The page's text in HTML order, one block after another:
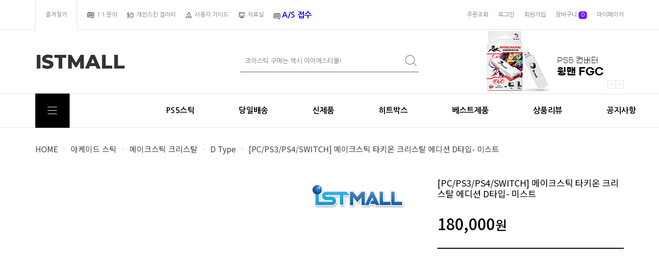
즐겨찾기 1:1 문의 개인스킨 갤러리 사용자 가이드 자료실 A/S 접수 주문조회 로그인 회원가입 장바구니 0 마이페이지
ISTMALL
PS5스틱 당일배송 신제품 히트박스 베스트제품 상품리뷰 공지사항
HOME > 아케이드 스틱 > 메이크스틱 크리스탈 > D Type > [PC/PS3/PS4/SWITCH] 메이크스틱 타키온 크리스탈 에디션 D타입- 미스트
[PC/PS3/PS4/SWITCH] 메이크스틱 타키온 크리
스탈 에디션 D타입- 미스트
180,000원